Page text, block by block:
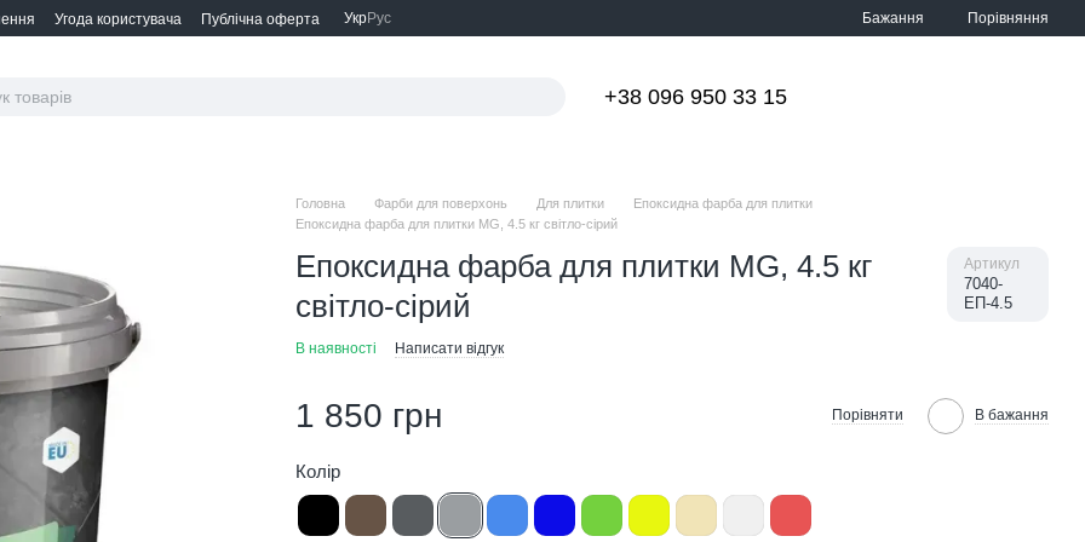
Угода користувача Публічна оферта УкрРус Бажання Порівняння
+38 096 950 33 15
Головна Фарби для поверхонь Для плитки
Епоксидна фарба для плитки
Епоксидна фарба для плитки MG, 4.5 кг світло-сірий
Епоксидна фарба для плитки MG, 4.5 кг
світло-сірий
Артикул
7040-
ЕП-4.5
В наявності Написати відгук
1 850 грн Порівняти В бажання
Колір